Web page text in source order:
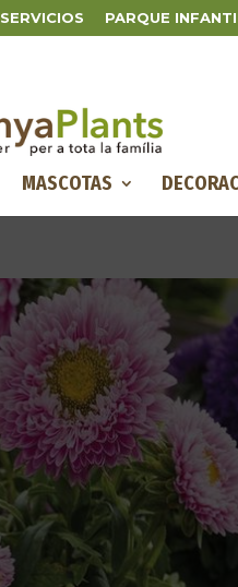
SERVICIOS PARQUE
MASCOTAS